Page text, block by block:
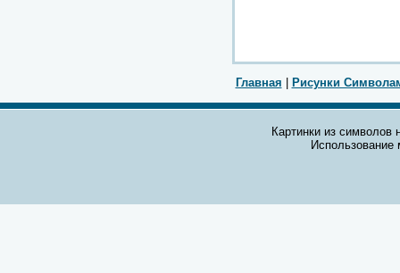
Главная Рисунки
Картинки из символов
Использование